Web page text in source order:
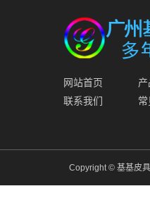
网站首页
联系我们
Copyright © 基基皮